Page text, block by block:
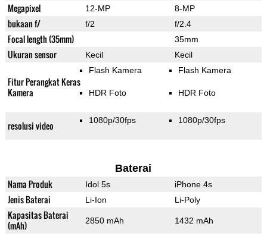
Megapixel 12-MP 8-MP
bukaan f/ f/2 f/2.4
Focal length (35mm) 35mm
Ukuran sensor Kecil Kecil
Fitur Perangkat Keras
Kamera
Flash Kamera
HDR Foto
Flash Kamera
HDR Foto
resolusi video 1080p/30fps 1080p/30fps
Baterai
Nama Produk Idol 5s iPhone 4s
Jenis Baterai Li-Ion Li-Poly
Kapasitas Baterai
(mAh)
2850 mAh 1432 mAh